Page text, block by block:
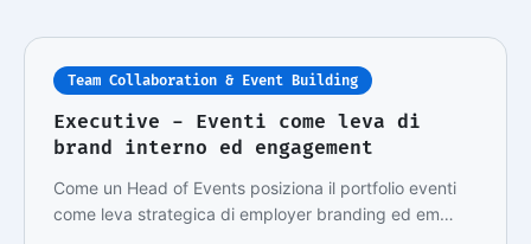
Team Collaboration & Event Building
Executive - Eventi come leva di
brand interno ed engagement
Come un Head of Events posiziona il portfolio eventi
come leva strategica di employer branding ed em…